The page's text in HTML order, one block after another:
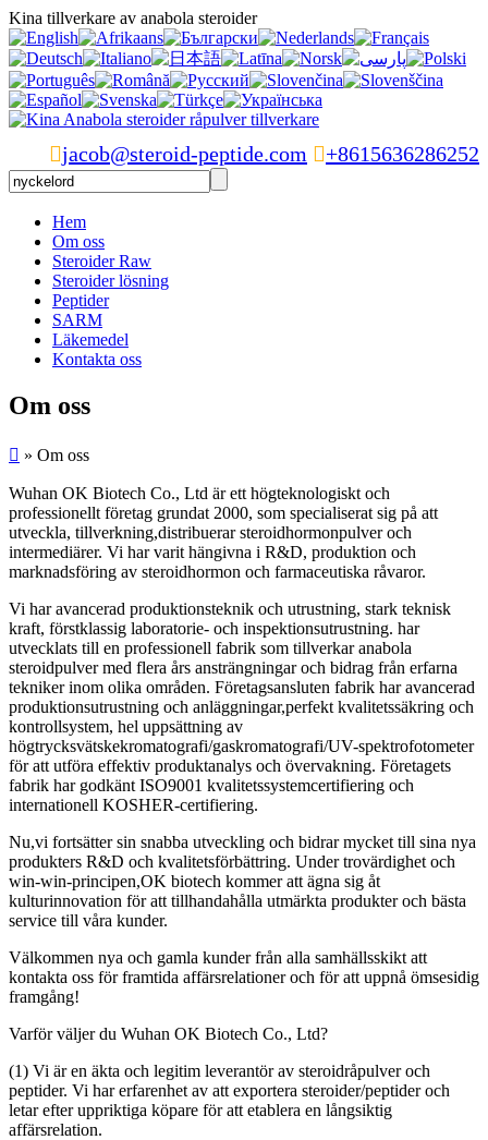
Kina tillverkare av anabola steroider
jacob@steroid-peptide.com +8615636286252
Hem
Om oss
Steroider Raw
Steroider lösning
Peptider
SARM
Läkemedel
Kontakta oss
Om oss
 » Om oss
Wuhan OK Biotech Co., Ltd är ett högteknologiskt och
professionellt företag grundat 2000, som specialiserat sig på att
utveckla, tillverkning,distribuerar steroidhormonpulver och
intermediärer. Vi har varit hängivna i R&D, produktion och
marknadsföring av steroidhormon och farmaceutiska råvaror.
Vi har avancerad produktionsteknik och utrustning, stark teknisk
kraft, förstklassig laboratorie- och inspektionsutrustning. har
utvecklats till en professionell fabrik som tillverkar anabola
steroidpulver med flera års ansträngningar och bidrag från erfarna
tekniker inom olika områden. Företagsansluten fabrik har avancerad
produktionsutrustning och anläggningar,perfekt kvalitetssäkring och
kontrollsystem, hel uppsättning av
högtrycksvätskekromatografi/gaskromatografi/UV-spektrofotometer
för att utföra effektiv produktanalys och övervakning. Företagets
fabrik har godkänt ISO9001 kvalitetssystemcertifiering och
internationell KOSHER-certifiering.
Nu,vi fortsätter sin snabba utveckling och bidrar mycket till sina nya
produkters R&D och kvalitetsförbättring. Under trovärdighet och
win-win-principen,OK biotech kommer att ägna sig åt
kulturinnovation för att tillhandahålla utmärkta produkter och bästa
service till våra kunder.
Välkommen nya och gamla kunder från alla samhällsskikt att
kontakta oss för framtida affärsrelationer och för att uppnå ömsesidig
framgång!
Varför väljer du Wuhan OK Biotech Co., Ltd?
(1) Vi är en äkta och legitim leverantör av steroidråpulver och
peptider. Vi har erfarenhet av att exportera steroider/peptider och
letar efter uppriktiga köpare för att etablera en långsiktig
affärsrelation.